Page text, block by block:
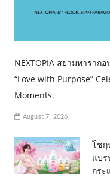
NEXTOPIA สยามพารา
“Love with Purpose”
Moments.
August 7, 2026
โชกุ
แบร
กระ